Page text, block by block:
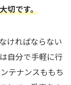
切です。
ければならない
自分で手軽に行
テナンスももち